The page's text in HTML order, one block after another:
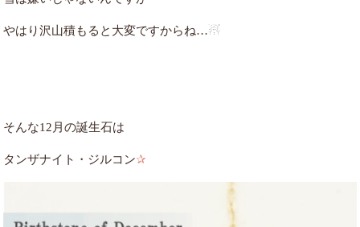
やはり沢山積もると大変ですからね…☃︎
そんな12月の誕生石は
タンザナイト・ジルコン✰